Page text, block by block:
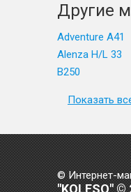
Другие
Adventure A41
Alenza H/L 33
B250
Показать
© Интернет-
"KOLESO" ©